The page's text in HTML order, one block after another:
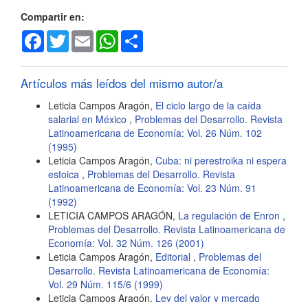
Compartir en:
Facebook
TwitterEmail WhatsApp
Artículos más leídos del mismo autor/a
Leticia Campos Aragón, El ciclo largo de la caída
salarial en México , Problemas del Desarrollo. Revista
Latinoamericana de Economía: Vol. 26 Núm. 102
(1995)
Leticia Campos Aragón, Cuba: ni perestroika ni espera
estoica , Problemas del Desarrollo. Revista
Latinoamericana de Economía: Vol. 23 Núm. 91
(1992)
LETICIA CAMPOS ARAGÓN, La regulación de Enron ,
Problemas del Desarrollo. Revista Latinoamericana de
Economía: Vol. 32 Núm. 126 (2001)
Leticia Campos Aragón, Editorial , Problemas del
Desarrollo. Revista Latinoamericana de Economía:
Vol. 29 Núm. 115/6 (1999)
Leticia Campos Aragón, Ley del valor y mercado